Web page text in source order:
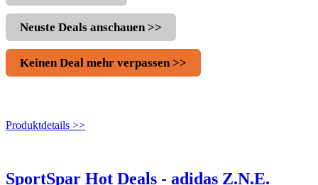
Neuste Deals anschauen >>
Keinen Deal mehr verpassen >>
Produktdetails >>
SportSpar Hot Deals - adidas Z.N.E.